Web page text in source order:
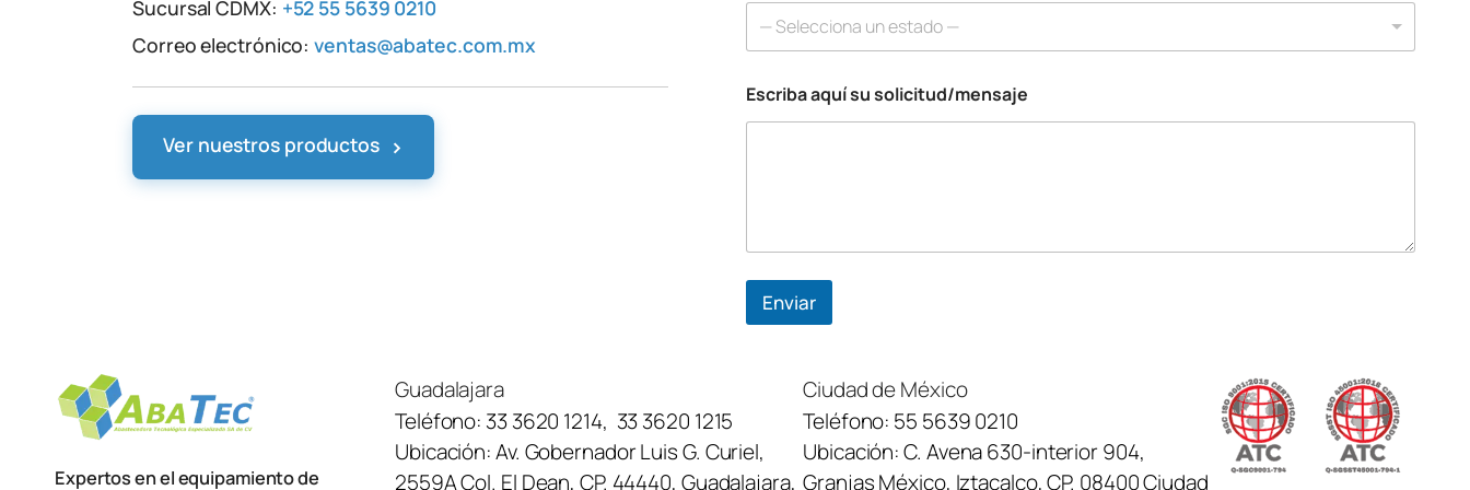
Sucursal CDMX: +52 55 5639 0210
Correo electrónico:ventas@abatec.com.mx
Ver nuestros productos ›
r
b
a
b
— Selecciona un estado —
Escriba aquí su solicitud/mensaje
Enviar
Expertos en el equipamiento de
Guadalajara
Teléfono: 33 3620 1214, 33 3620 1215
Ubicación:Av. Gobernador Luis G. Curiel,
2559A Col. El Dean, CP. 44440, Guadalajara,
Ciudad de México
Teléfono: 55 5639 0210
Ubicación:C. Avena 630-interior 904,
Granjas México, Iztacalco, CP. 08400 Ciudad